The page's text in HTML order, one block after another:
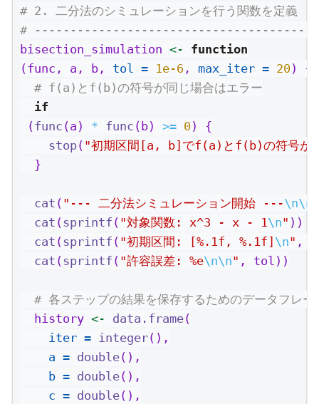
# 2. 二分法のシミュレーションを行う関数を定義
#
bisection_simulation <-
function
(func, a, b, tol = 1e-6 , max_iter = 20) {
# f(a)とf(b)の符号が同じ場合はエラー
if
(func (a) * func (b) >= 0) {
stop( "初期区間[a, b]でf(a)とf(b)の符号が同
  }
cat ( "--- 二分法シミュレーション開始 ---\n\n
cat (sprintf ( "対象関数: x^3 - x - 1 \n" ))
cat (sprintf ( "初期区間: [%.1f, %.1f] \n" ,
cat (sprintf ( "許容誤差: %e\n\n" , tol))
# 各ステップの結果を保存するためのデータフレー
  history
<- data.frame(
iter = integer(),
a = double(),
b = double(),
c = double(),